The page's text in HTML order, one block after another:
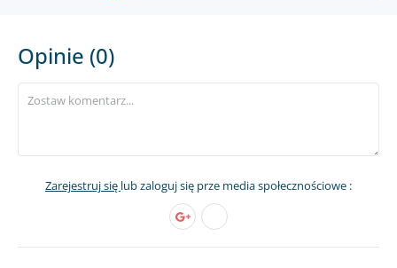
Opinie (0)
Zarejestruj się lub zaloguj się prze media społecznościowe :